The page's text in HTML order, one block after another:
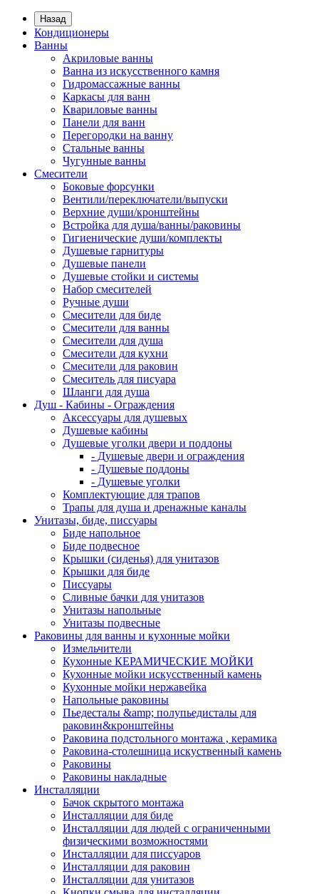
Назад
Кондиционеры
Ванны
Акриловые ванны
Ванна из искусственного камня
Гидромассажные ванны
Каркасы для ванн
Квариловые ванны
Панели для ванн
Перегородки на ванну
Стальные ванны
Чугунные ванны
Смесители
Боковые форсунки
Вентили/переключатели/выпуски
Верхние души/кронштейны
Встройка для душа/ванны/раковины
Гигиенические души/комплекты
Душевые гарнитуры
Душевые панели
Душевые стойки и системы
Набор смесителей
Ручные души
Смесители для биде
Смесители для ванны
Смесители для душа
Смесители для кухни
Смесители для раковин
Смеситель для писуара
Шланги для душа
Душ - Кабины - Ограждения
Аксессуары для душевых
Душевые кабины
Душевые уголки двери и поддоны
- Душевые двери и ограждения
- Душевые поддоны
- Душевые уголки
Комплектующие для трапов
Трапы для душа и дренажные каналы
Унитазы, биде, писсуары
Биде напольное
Биде подвесное
Крышки (сиденья) для унитазов
Крышки для биде
Писсуары
Сливные бачки для унитазов
Унитазы напольные
Унитазы подвесные
Раковины для ванны и кухонные мойки
Измельчители
Кухонные КЕРАМИЧЕСКИЕ МОЙКИ
Кухонные мойки искусственный камень
Кухонные мойки нержавейка
Напольные раковины
Пьедесталы &amp; полупьедисталы для
раковин&кронштейны
Раковина подстольного монтажа , керамика
Раковина-столешница искуственный камень
Раковины
Раковины накладные
Инсталляции
Бачок скрытого монтажа
Инсталляции для биде
Инсталляции для людей с ограниченными
физическими возможностями
Инсталляции для писсуаров
Инсталляции для раковин
Инсталляции для унитазов